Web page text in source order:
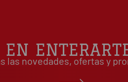
EN
novedades, ofertas y